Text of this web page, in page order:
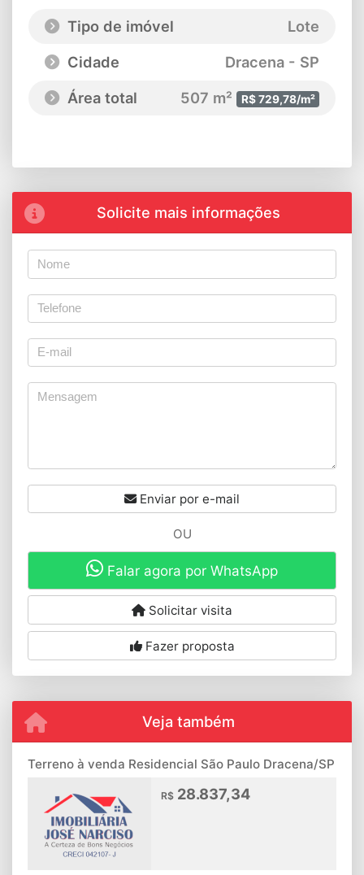
Tipo de imóvel
Lote
Cidade
Dracena - SP
Área total
507 m² R$ 729,78/m²
Solicite mais informações
Enviar por e-mail
OU
Falar agora por WhatsApp
Solicitar visita
Fazer proposta
Veja também
Terreno à venda Residencial São Paulo Dracena/SP
R$ 28.837,34